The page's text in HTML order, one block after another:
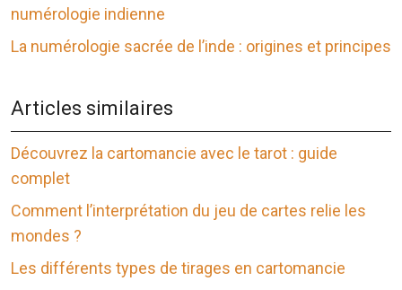
numérologie indienne
La numérologie sacrée de l’inde : origines et principes
Articles similaires
Découvrez la cartomancie avec le tarot : guide
complet
Comment l’interprétation du jeu de cartes relie les
mondes ?
Les différents types de tirages en cartomancie